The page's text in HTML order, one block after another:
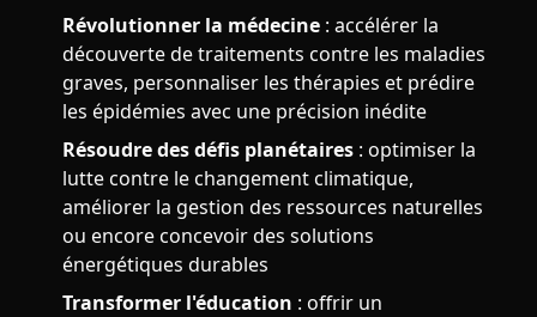
Révolutionner la médecine : accélérer la
découverte de traitements contre les maladies
graves, personnaliser les thérapies et prédire
les épidémies avec une précision inédite
Résoudre des défis planétaires : optimiser la
lutte contre le changement climatique,
améliorer la gestion des ressources naturelles
ou encore concevoir des solutions
énergétiques durables
Transformer l'éducation : offrir un